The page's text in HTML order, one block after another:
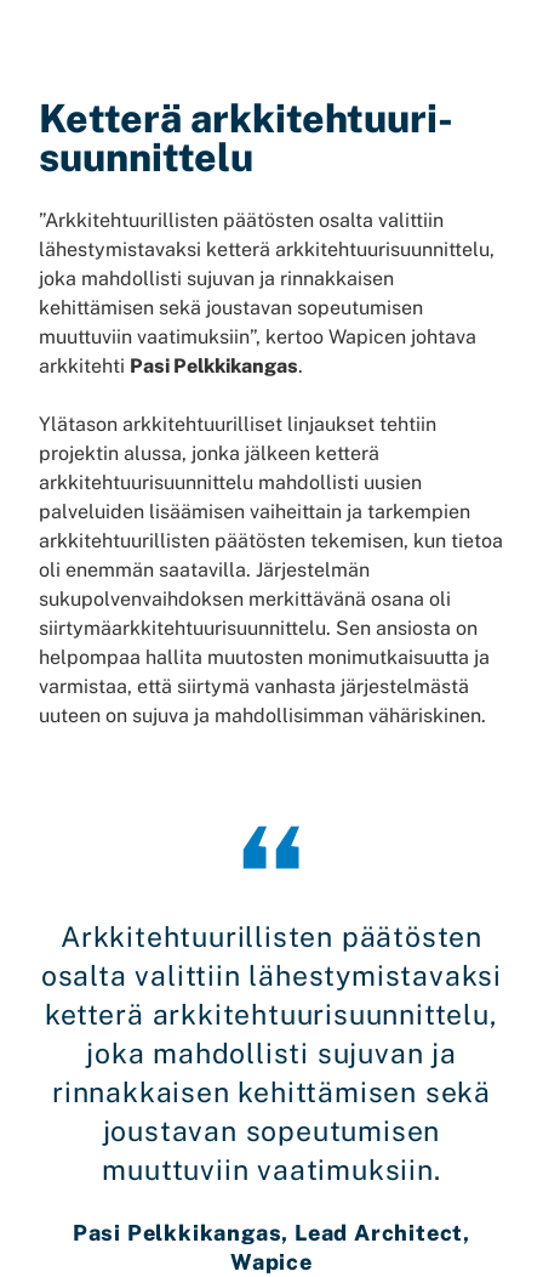
Ketterä arkkitehtuuri­
suunnittelu
”Arkkitehtuurillisten päätösten osalta valittiin
lähestymistavaksi ketterä arkkitehtuurisuunnittelu,
joka mahdollisti sujuvan ja rinnakkaisen
kehittämisen sekä joustavan sopeutumisen
muuttuviin vaatimuksiin”, kertoo Wapicen johtava
arkkitehti Pasi Pelkkikangas.
Ylätason arkkitehtuurilliset linjaukset tehtiin
projektin alussa, jonka jälkeen ketterä
arkkitehtuurisuunnittelu mahdollisti uusien
palveluiden lisäämisen vaiheittain ja tarkempien
arkkitehtuurillisten päätösten tekemisen, kun tietoa
oli enemmän saatavilla. Järjestelmän
sukupolvenvaihdoksen merkittävänä osana oli
siirtymäarkkitehtuurisuunnittelu. Sen ansiosta on
helpompaa hallita muutosten monimutkaisuutta ja
varmistaa, että siirtymä vanhasta järjestelmästä
uuteen on sujuva ja mahdollisimman vähäriskinen.
Arkkitehtuurillisten päätösten
osalta valittiin lähestymistavaksi
ketterä arkkitehtuurisuunnittelu,
joka mahdollisti sujuvan ja
rinnakkaisen kehittämisen sekä
joustavan sopeutumisen
muuttuviin vaatimuksiin.
Pasi Pelkkikangas, Lead Architect,
Wapice